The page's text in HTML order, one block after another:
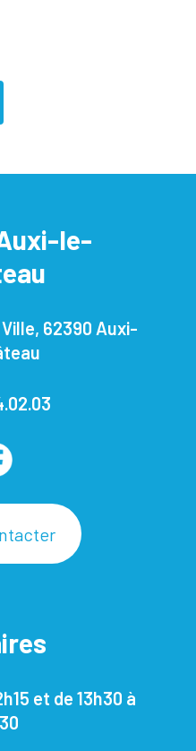
le-
62390 Auxi-
et de 13h30 à